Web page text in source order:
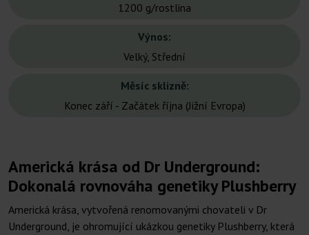
1200 g/rostlina
Výnos:
Velký, Střední
Měsíc sklizně:
Konec září - Začátek října (Jižní Evropa)
Americká krása od Dr Underground:
Dokonalá rovnováha genetiky Plushberry
Americká krása, vytvořená renomovanými chovateli v Dr
Underground, je ohromující ukázkou genetiky Plushberry, která